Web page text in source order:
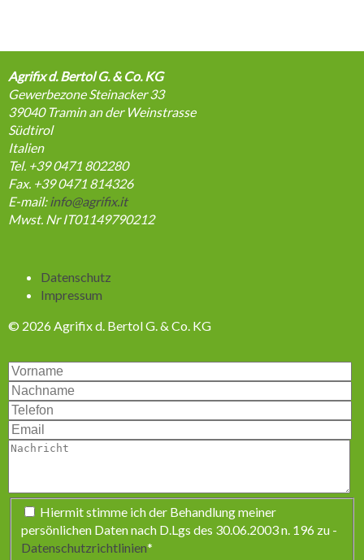
Agrifix d. Bertol G. & Co. KG
Gewerbezone Steinacker 33
39040 Tramin an der Weinstrasse
Südtirol
Italien
Tel. +39 0471 802280
Fax. +39 0471 814326
E-mail:info@agrifix.it
Mwst. Nr IT01149790212
überspringen
Datenschutz
Impressum
© 2026 Agrifix d. Bertol G. & Co. KG
Pflichtfeld
Hiermit stimme ich der Behandlung meiner
persönlichen Daten nach D.Lgs des 30.06.2003 n. 196 zu -
Datenschutzrichtlinien*